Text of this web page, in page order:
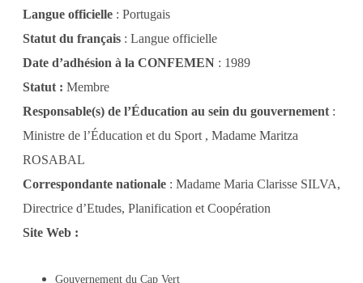
Langue officielle : Portugais
Statut du français : Langue officielle
Date d’adhésion à la CONFEMEN : 1989
Statut : Membre
Responsable(s) de l’Éducation au sein du gouvernement :
Ministre de l’Éducation et du Sport , Madame Maritza
ROSABAL
Correspondante nationale : Madame Maria Clarisse SILVA,
Directrice d’Etudes, Planification et Coopération
Site Web :
Gouvernement du Cap Vert